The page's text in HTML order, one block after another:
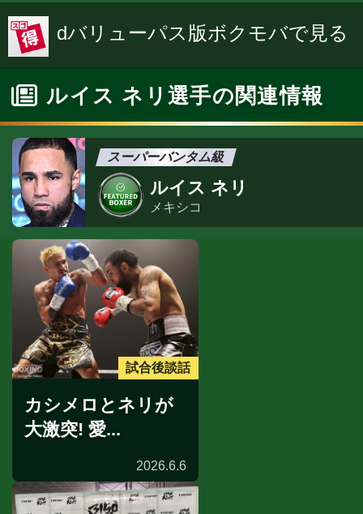
dバリューパス版ボクモバで見る
ルイス ネリ選手の関連情報
スーパーバンタム級
ルイス ネリ
メキシコ
試合後談話
カシメロとネリが
大激突! 愛...
2026.6.6